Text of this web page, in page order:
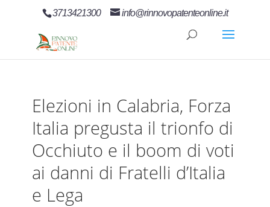
3713421300 info@rinnovopatenteonline.it
Elezioni in Calabria, Forza
Italia pregusta il trionfo di
Occhiuto e il boom di voti
ai danni di Fratelli d’Italia
e Lega